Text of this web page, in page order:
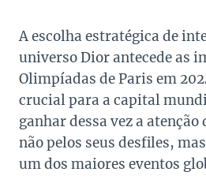
A escolha estratégica de
universo Dior antecede as
Olimpíadas de Paris em
crucial para a capital
ganhar dessa vez a atenção
não pelos seus desfiles,
um dos maiores eventos